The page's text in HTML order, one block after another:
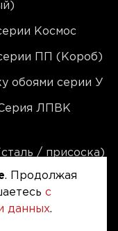
Космос
ПП (Короб)
обоями серии У
ЛПВК
/ присоска)
размерам
. Продолжая
с
данных.